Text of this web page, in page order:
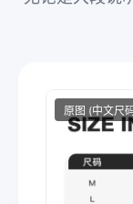
原图 (中文尺